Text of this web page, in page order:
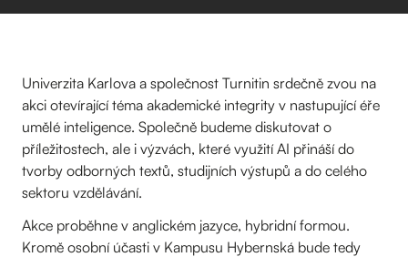
Univerzita Karlova a společnost Turnitin srdečně zvou na
akci otevírající téma akademické integrity v nastupující éře
umělé inteligence. Společně budeme diskutovat o
příležitostech, ale i výzvách, které využití AI přináší do
tvorby odborných textů, studijních výstupů a do celého
sektoru vzdělávání.
Akce proběhne v anglickém jazyce, hybridní formou.
Kromě osobní účasti v Kampusu Hybernská bude tedy